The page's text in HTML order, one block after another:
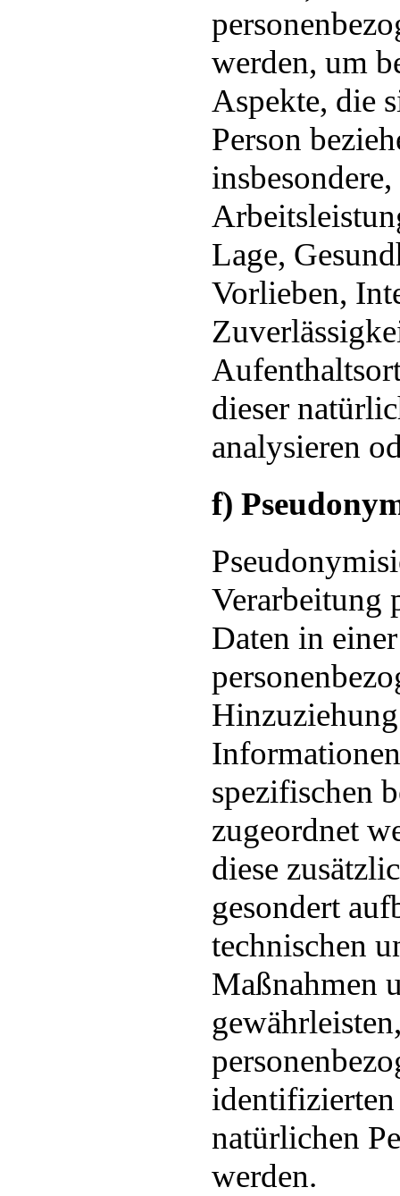
werden, um
Aspekte, die
Person
Lage,
Vorlieben,
dieser
analysieren
f)
Verarbeitung
Daten in
spezifischen
zugeordnet
diese
gesondert
technischen
Maßnahmen
natürlichen
werden.